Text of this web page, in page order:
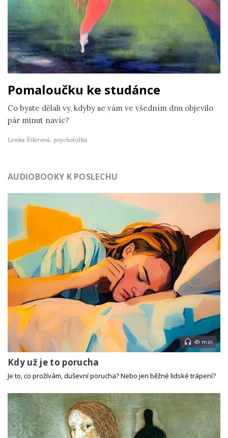
Pomaloučku ke studánce
Co byste dělali vy, kdyby se vám ve všedním dnu objevilo
pár minut navíc?
Lenka Šilerová, psycholožka
AUDIOBOOKY K POSLECHU
49 min
Kdy už je to porucha
Je to, co prožívám, duševní porucha? Nebo jen běžné lidské trápení?